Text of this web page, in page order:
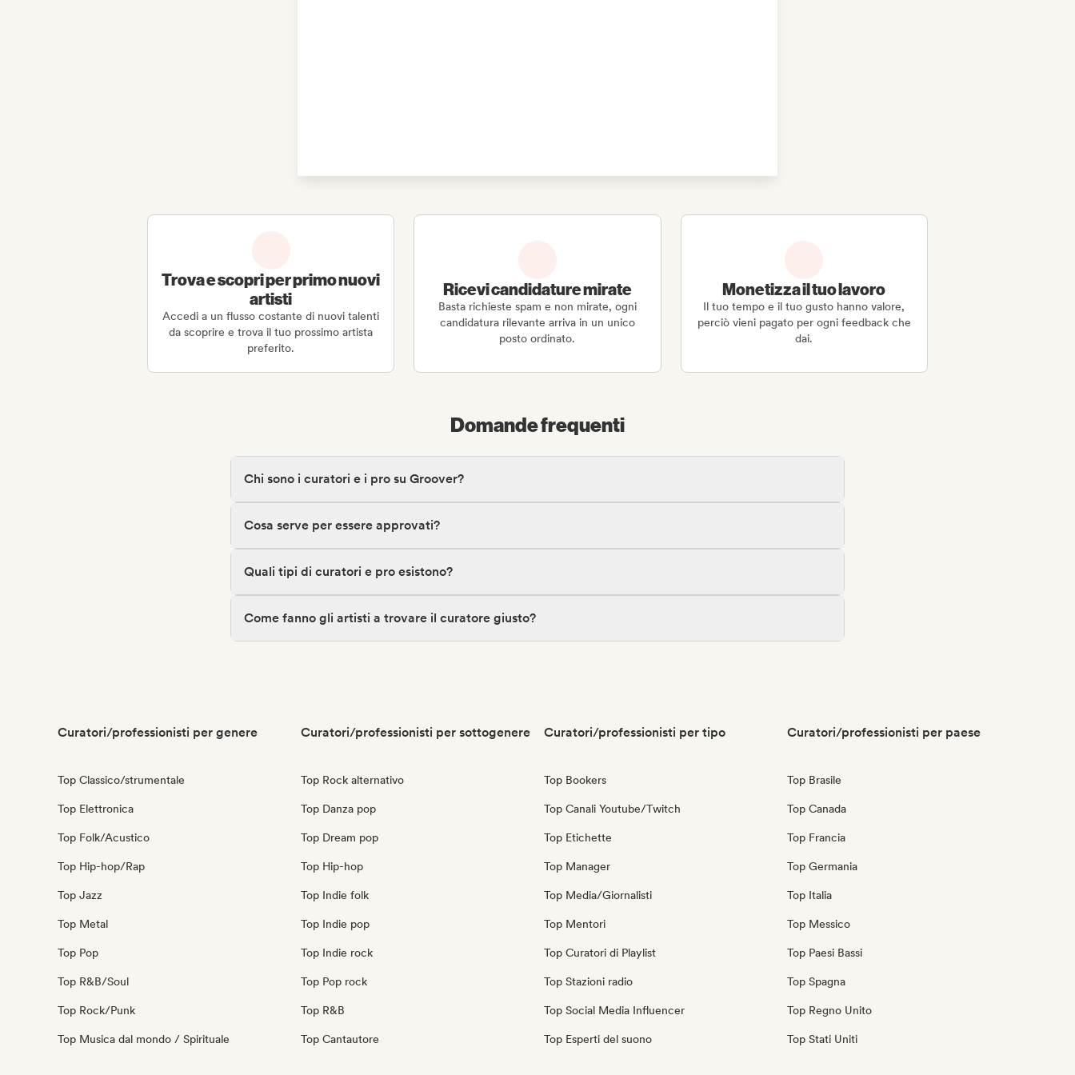
Trova e scopri per primo nuovi
artisti
Accedi a un flusso costante di nuovi talenti
da scoprire e trova il tuo prossimo artista
preferito.
Ricevi candidature mirate
Basta richieste spam e non mirate, ogni
candidatura rilevante arriva in un unico
posto ordinato.
Monetizza il tuo lavoro
Il tuo tempo e il tuo gusto hanno valore,
perciò vieni pagato per ogni feedback che
dai.
Domande frequenti
Chi sono i curatori e i pro su Groover?
Cosa serve per essere approvati?
Quali tipi di curatori e pro esistono?
Come fanno gli artisti a trovare il curatore giusto?
Curatori/professionisti per genere
Top Classico/strumentale
Top Elettronica
Top Folk/Acustico
Top Hip-hop/Rap
Top Jazz
Top Metal
Top Pop
Top R&B/Soul
Top Rock/Punk
Top Musica dal mondo / Spirituale
Curatori/professionisti per sottogenere
Top Rock alternativo
Top Danza pop
Top Dream pop
Top Hip-hop
Top Indie folk
Top Indie pop
Top Indie rock
Top Pop rock
Top R&B
Top Cantautore
Curatori/professionisti per tipo
Top Bookers
Top Canali Youtube/Twitch
Top Etichette
Top Manager
Top Media/Giornalisti
Top Mentori
Top Curatori di Playlist
Top Stazioni radio
Top Social Media Influencer
Top Esperti del suono
Curatori/professionisti per paese
Top Brasile
Top Canada
Top Francia
Top Germania
Top Italia
Top Messico
Top Paesi Bassi
Top Spagna
Top Regno Unito
Top Stati Uniti